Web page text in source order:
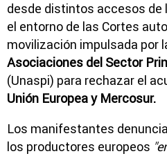
desde distintos accesos de
el entorno de las Cortes
movilización impulsada por
Asociaciones del Sector
(Unaspi) para rechazar el
Unión Europea y Mercosur.
Los manifestantes
los productores europeos